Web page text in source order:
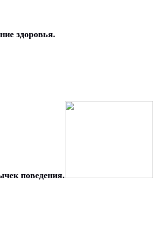
здоровья.
поведения.